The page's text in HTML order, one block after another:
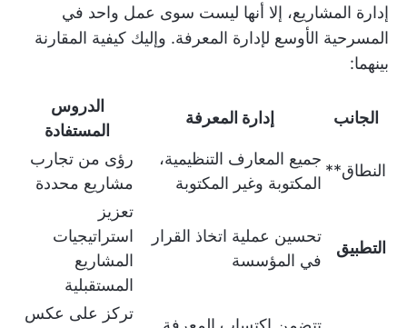
إدارة المشاريع، إلا أنها ليست سوى عمل واحد في
المسرحية الأوسع لإدارة المعرفة. وإليك كيفية المقارنة
بينهما:
الجانب إدارة المعرفة
الدروس
المستفادة
النطاق**
جميع المعارف التنظيمية،
المكتوبة وغير المكتوبة
رؤى من تجارب
مشاريع محددة
التطبيق
تحسين عملية اتخاذ القرار
في المؤسسة
تعزيز
استراتيجيات
المشاريع
المستقبلية
تركز على عكس